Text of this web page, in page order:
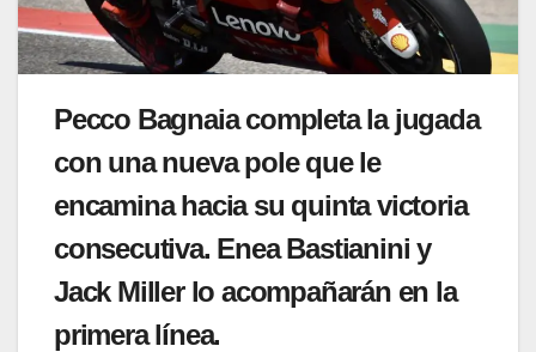
Pecco Bagnaia completa la jugada
con una nueva pole que le
encamina hacia su quinta victoria
consecutiva. Enea Bastianini y
Jack Miller lo acompañarán en la
primera línea.